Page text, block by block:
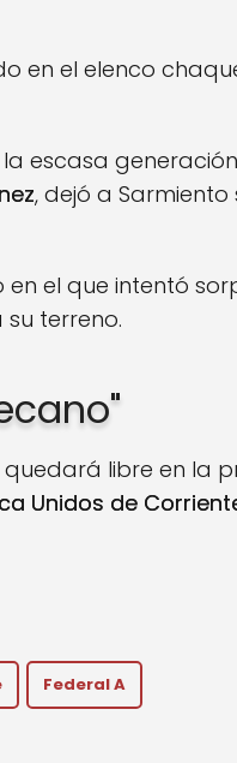
en el elenco
escasa
, dejó a
el que intentó
terreno.
libre en la
Unidos de
Federal A